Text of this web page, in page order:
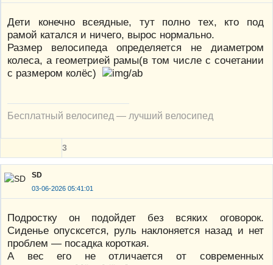
Дети конечно всеядные, тут полно тех, кто под
рамой катался и ничего, вырос нормально.
Размер велосипеда определяется не диаметром
колеса, а геометрией рамы(в том числе с сочетании
с размером колёс)
Бесплатный велосипед — лучший велосипед
3
SD
03-06-2026 05:41:01
Подростку он подойдет без всяких оговорок.
Сиденье опусксется, руль наклоняется назад и нет
проблем — посадка короткая.
А вес его не отличается от современных